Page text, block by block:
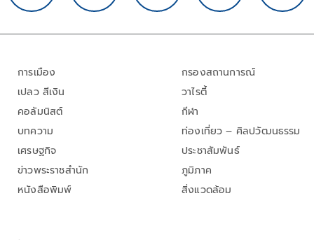
การเมือง
เปลว สีเงิน
คอลัมนิสต์
บทความ
เศรษฐกิจ
ข่าวพระราชสำนัก
หนังสือพิมพ์
กรองสถานการณ์
วาไรตี้
กีฬา
ท่องเที่ยว – ศิลปวัฒนธรรม
ประชาสัมพันธ์
ภูมิภาค
สิ่งแวดล้อม